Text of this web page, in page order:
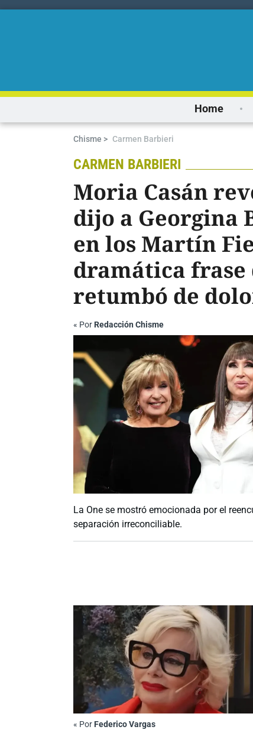
Home
Chisme > Carmen Barbieri
CARMEN BARBIERI
Moria Casán
dijo a Georgina
en los Martín
dramática frase
retumbó de
« Por Redacción Chisme
La One se mostró emocionada por el
separación irreconciliable.
« Por Federico Vargas